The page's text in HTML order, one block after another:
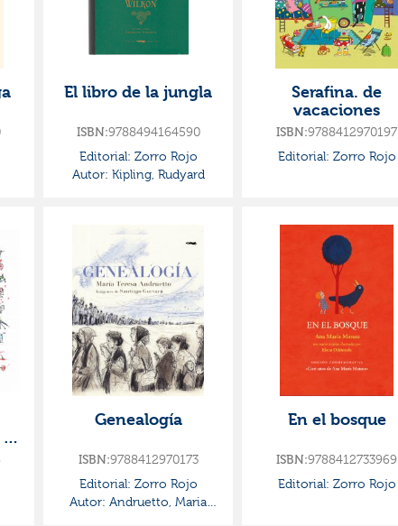
El libro de la jungla
ISBN:9788494164590
Editorial: Zorro Rojo
Autor: Kipling, Rudyard
Serafina. de
vacaciones
ISBN:9788412970197
Editorial: Zorro Rojo
Genealogía
ISBN:9788412970173
Editorial: Zorro Rojo
Autor: Andruetto, Maria
En el bosque
ISBN:9788412733969
Editorial: Zorro Rojo